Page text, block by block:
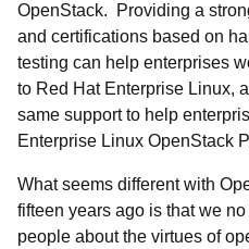
OpenStack. Providing a
and certifications based on
testing can help enterprises
to Red Hat Enterprise Linux,
same support to help
Enterprise Linux OpenStack
What seems different with
fifteen years ago is that we
people about the virtues of